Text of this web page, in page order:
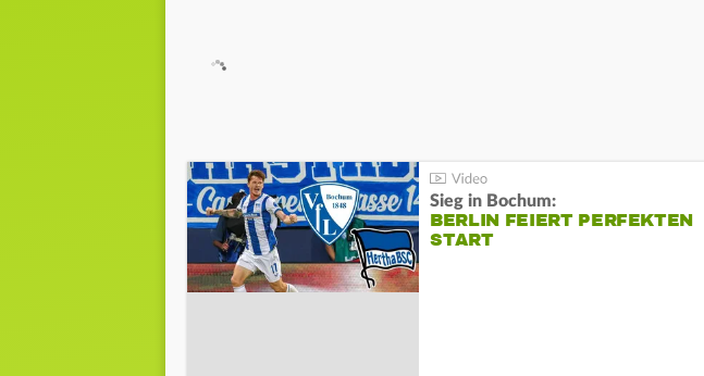
Sieg in Bochum:
BERLIN FEIERT PERFEKTEN
START